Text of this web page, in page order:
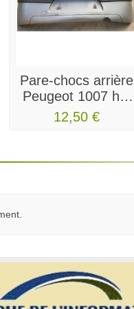
Pare-chocs arrière
Peugeot 1007 hdi
1.4 de 2007
12,50 €